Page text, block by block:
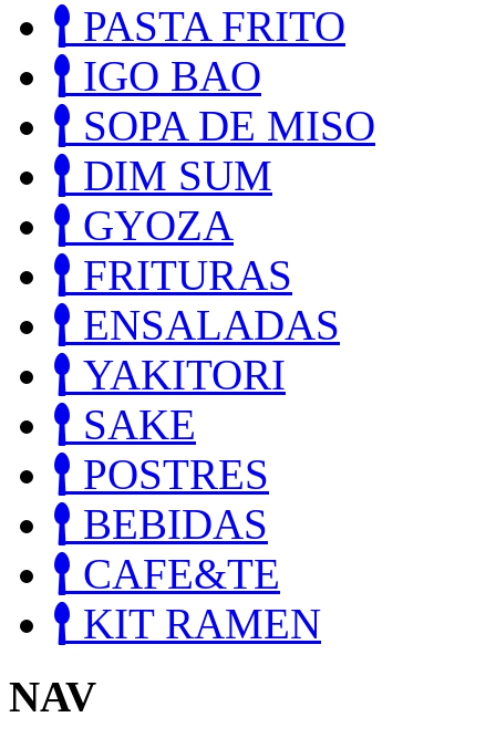
PASTA FRITO
IGO BAO
SOPA DE MISO
DIM SUM
GYOZA
FRITURAS
ENSALADAS
YAKITORI
SAKE
POSTRES
BEBIDAS
CAFE&TE
KIT RAMEN
NAV